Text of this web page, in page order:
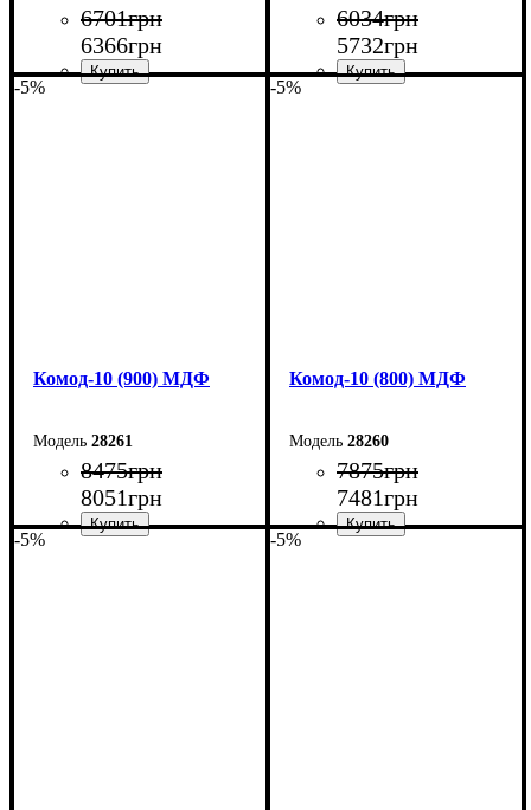
6701грн
6366грн
6034грн
5732грн
-5%
Комод-10 (900) МДФ
28261
8475грн
8051грн
-5%
Комод-10 (800) МДФ
28260
7875грн
7481грн
-5% -5%